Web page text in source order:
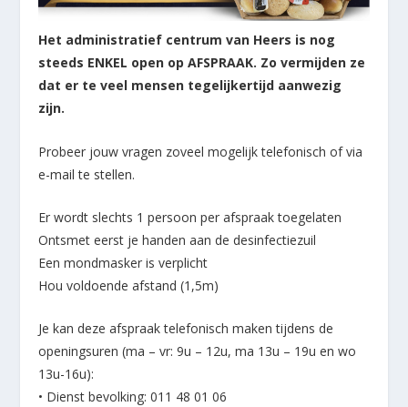
Het administratief centrum van Heers is nog
steeds ENKEL open op AFSPRAAK. Zo vermijden ze
dat er te veel mensen tegelijkertijd aanwezig
zijn.
Probeer jouw vragen zoveel mogelijk telefonisch of via
e-mail te stellen.
Er wordt slechts 1 persoon per afspraak toegelaten
Ontsmet eerst je handen aan de desinfectiezuil
Een mondmasker is verplicht
Hou voldoende afstand (1,5m)
Je kan deze afspraak telefonisch maken tijdens de
openingsuren (ma – vr: 9u – 12u, ma 13u – 19u en wo
13u-16u):
• Dienst bevolking: 011 48 01 06